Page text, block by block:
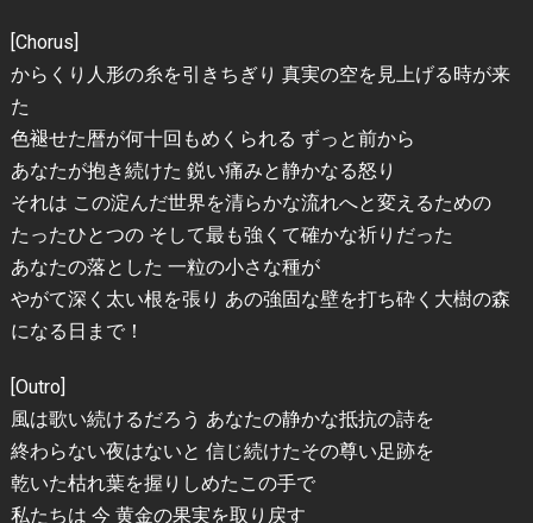
[Chorus]
からくり人形の糸を引きちぎり 真実の空を見上げる時が来
た
色褪せた暦が何十回もめくられる ずっと前から
あなたが抱き続けた 鋭い痛みと静かなる怒り
それは この淀んだ世界を清らかな流れへと変えるための
たったひとつの そして最も強くて確かな祈りだった
あなたの落とした 一粒の小さな種が
やがて深く太い根を張り あの強固な壁を打ち砕く大樹の森
になる日まで！
[Outro]
風は歌い続けるだろう あなたの静かな抵抗の詩を
終わらない夜はないと 信じ続けたその尊い足跡を
乾いた枯れ葉を握りしめたこの手で
私たちは 今 黄金の果実を取り戻す